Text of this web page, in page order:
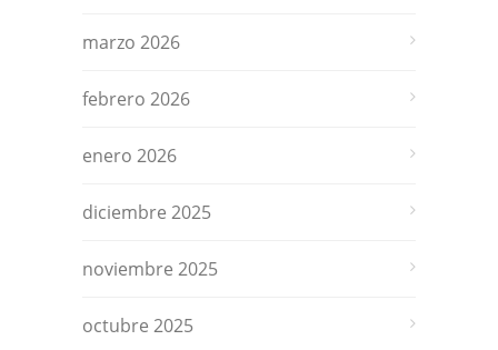
marzo 2026
febrero 2026
enero 2026
diciembre 2025
noviembre 2025
octubre 2025